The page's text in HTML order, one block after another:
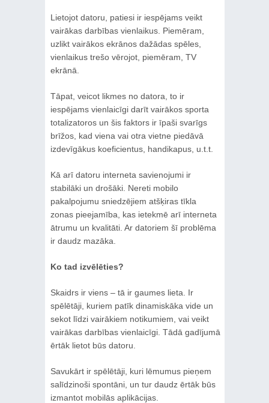
Lietojot datoru, patiesi ir iespējams veikt
vairākas darbības vienlaikus. Piemēram,
uzlikt vairākos ekrānos dažādas spēles,
vienlaikus trešo vērojot, piemēram, TV
ekrānā.
Tāpat, veicot likmes no datora, to ir
iespējams vienlaicīgi darīt vairākos sporta
totalizatoros un šis faktors ir īpaši svarīgs
brīžos, kad viena vai otra vietne piedāvā
izdevīgākus koeficientus, handikapus, u.t.t.
Kā arī datoru interneta savienojumi ir
stabilāki un drošāki. Nereti mobilo
pakalpojumu sniedzējiem atšķiras tīkla
zonas pieejamība, kas ietekmē arī interneta
ātrumu un kvalitāti. Ar datoriem šī problēma
ir daudz mazāka.
Ko tad izvēlēties?
Skaidrs ir viens – tā ir gaumes lieta. Ir
spēlētāji, kuriem patīk dinamiskāka vide un
sekot līdzi vairākiem notikumiem, vai veikt
vairākas darbības vienlaicīgi. Tādā gadījumā
ērtāk lietot būs datoru.
Savukārt ir spēlētāji, kuri lēmumus pieņem
salīdzinoši spontāni, un tur daudz ērtāk būs
izmantot mobilās aplikācijas.